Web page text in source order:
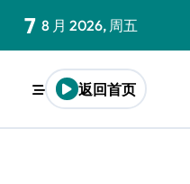
7 8 月 2026, 周五
返回首页